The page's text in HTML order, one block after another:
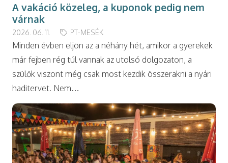
A vakáció közeleg, a kuponok pedig nem
várnak
2026. 06. 11. PT-MESÉK
Minden évben eljön az a néhány hét, amikor a gyerekek
már fejben rég túl vannak az utolsó dolgozaton, a
szülők viszont még csak most kezdik összerakni a nyári
haditervet. Nem…